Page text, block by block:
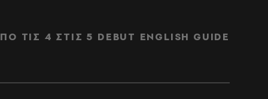
ΤΙΣ 4 ΣΤΙΣ 5 DEBUT ENGLISH GUIDE